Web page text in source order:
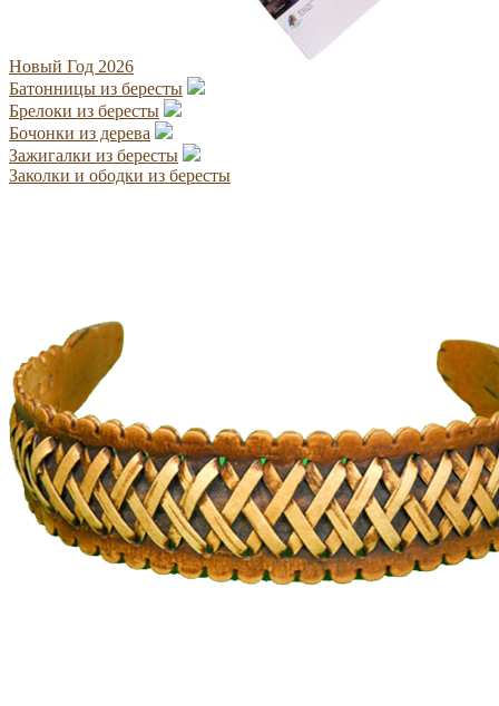
Новый Год 2026
Батонницы из бересты
Брелоки из бересты
Бочонки из дерева
Зажигалки из бересты
Заколки и ободки из бересты